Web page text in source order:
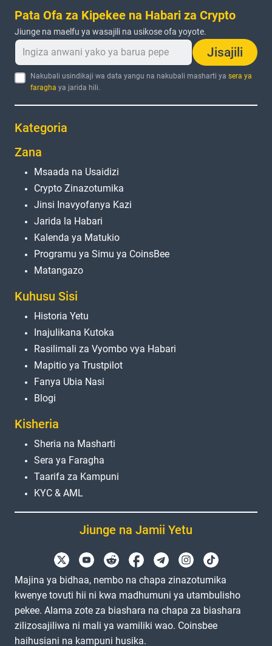
Pata Ofa za Kipekee na Habari za Crypto
Jiunge na maelfu ya wasajili na usikose ofa yoyote.
Jisajili
Nakubali usindikaji wa data yangu na nakubali masharti yasera ya
faragha ya jarida hili.
Kategoria
Zana
Msaada na Usaidizi
Crypto Zinazotumika
Jinsi Inavyofanya Kazi
Jarida la Habari
Kalenda ya Matukio
Programu ya Simu ya CoinsBee
Matangazo
Kuhusu Sisi
Historia Yetu
Inajulikana Kutoka
Rasilimali za Vyombo vya Habari
Mapitio ya Trustpilot
Fanya Ubia Nasi
Blogi
Kisheria
Sheria na Masharti
Sera ya Faragha
Taarifa za Kampuni
KYC & AML
Jiunge na Jamii Yetu
Majina ya bidhaa, nembo na chapa zinazotumika
kwenye tovuti hii ni kwa madhumuni ya utambulisho
pekee. Alama zote za biashara na chapa za biashara
zilizosajiliwa ni mali ya wamiliki wao. Coinsbee
haihusiani na kampuni husika.